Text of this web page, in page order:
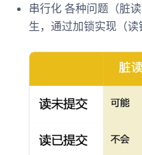
串行化 各种问题（脏
生，通过加锁实现（读